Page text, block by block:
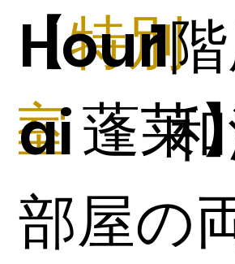
​【特別
室蓬莱
部屋の
Hour
ai
1